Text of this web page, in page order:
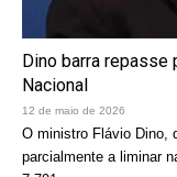
Dino barra repasse
Nacional
12 de maio de 2026
O ministro Flávio Dino,
parcialmente a liminar